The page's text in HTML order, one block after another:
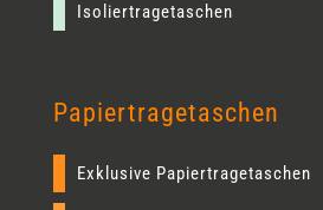
Isoliertragetaschen
Papiertragetaschen
Exklusive Papiertragetaschen